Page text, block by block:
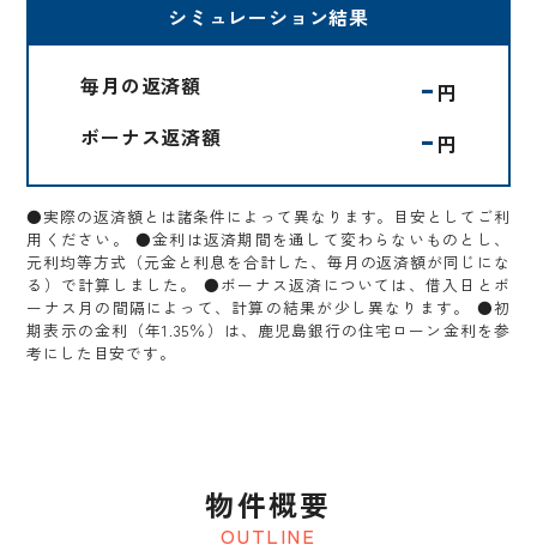
シミュレーション結果
毎月の返済額 - 円
ボーナス返済額
- 円
●実際の返済額とは諸条件によって異なります。目安としてご利
用ください。 ●金利は返済期間を通して変わらないものとし、
元利均等方式（元金と利息を合計した、毎月の返済額が同じにな
る）で計算しました。 ●ボーナス返済については、借入日とボ
ーナス月の間隔によって、計算の結果が少し異なります。 ●初
期表示の金利（年1.35％）は、鹿児島銀行の住宅ローン金利を参
考にした目安です。
OUTLINE
物件概要